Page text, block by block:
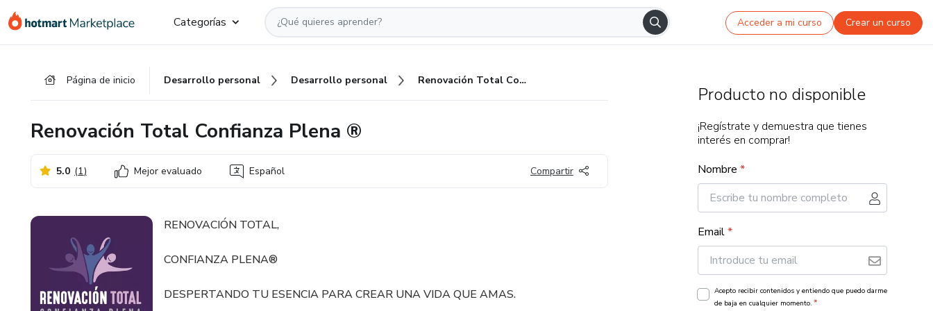
Categorías Acceder a mi curso Crear un curso
Página de inicio Desarrollo personal Desarrollo personal Renovación Total Confianza Plena ®️
Renovación Total Confianza Plena ®️
5.0 (1) Mejor evaluado Español Compartir
RENOVACIÓN TOTAL,
CONFIANZA PLENA®️
DESPERTANDO TU ESENCIA PARA CREAR UNA VIDA QUE AMAS.
Producto no disponible
¡Regístrate y demuestra que tienes
interés en comprar!
Nombre *
Email*
Acepto recibir contenidos y entiendo que puedo darme
de baja en cualquier momento. *